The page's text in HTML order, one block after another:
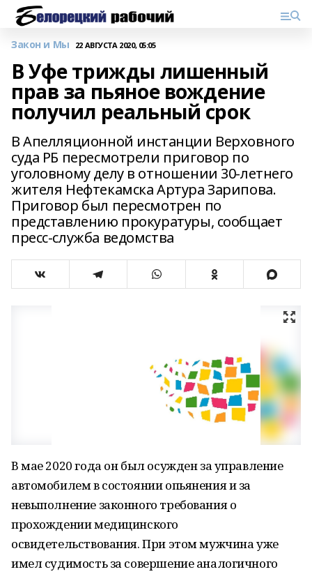
Закон и Мы 22 АВГУСТА 2020, 05:05
В Уфе трижды лишенный
прав за пьяное вождение
получил реальный срок
В Апелляционной инстанции Верховного
суда РБ пересмотрели приговор по
уголовному делу в отношении 30-летнего
жителя Нефтекамска Артура Зарипова.
Приговор был пересмотрен по
представлению прокуратуры, сообщает
пресс-служба ведомства
В мае 2020 года он был осужден за управление
автомобилем в состоянии опьянения и за
невыполнение законного требования о
прохождении медицинского
освидетельствования. При этом мужчина уже
имел судимость за совершение аналогичного